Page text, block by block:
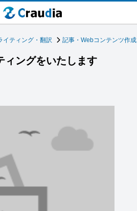
イティング・翻訳 記事・Webコンテンツ作成
ィングをいたします